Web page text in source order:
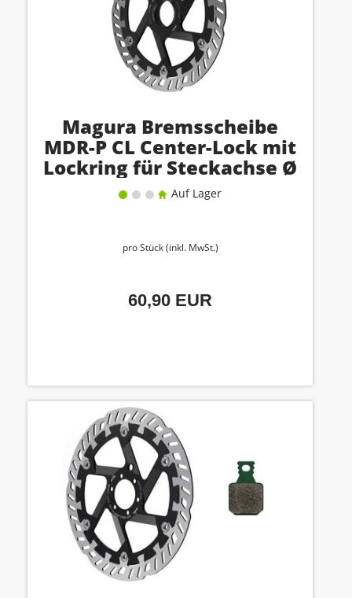
Magura Bremsscheibe
MDR-P CL Center-Lock mit
Lockring für Steckachse Ø
203 mm
Auf Lager
pro Stück (inkl. MwSt.)
60,90 EUR